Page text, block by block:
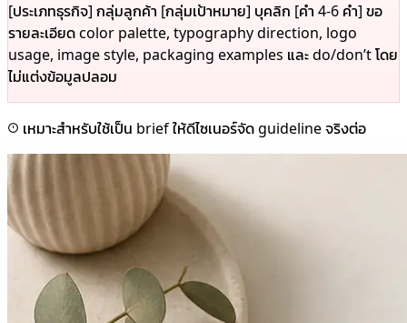
[ประเภทธุรกิจ] กลุ่มลูกค้า [กลุ่มเป้าหมาย] บุคลิก [คำ 4-6 คำ] ขอ
รายละเอียด color palette, typography direction, logo
usage, image style, packaging examples และ do/don’t โดย
ไม่แต่งข้อมูลปลอม
เหมาะสำหรับใช้เป็น brief ให้ดีไซเนอร์จัด guideline จริงต่อ